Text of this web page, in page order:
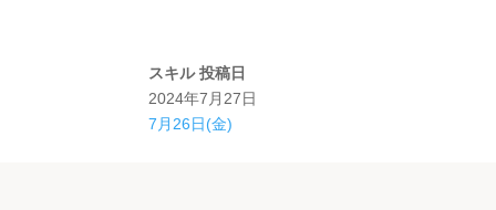
スキル 投稿日
2024年7月27日
7月26日(金)